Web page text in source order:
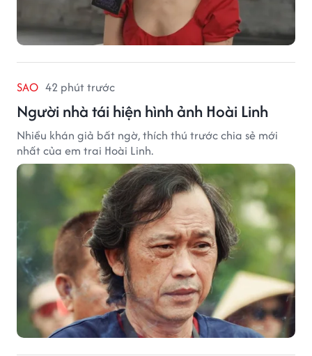
SAO 42 phút trước
Người nhà tái hiện hình ảnh Hoài Linh
Nhiều khán giả bất ngờ, thích thú trước chia sẻ mới
nhất của em trai Hoài Linh.